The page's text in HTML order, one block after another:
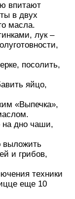
впитают
в двух
масла.
лук –
посолить,
яйцо,
«Выпечка»,
на дно чаши,
выложить
и грибов,
техники
еще 10